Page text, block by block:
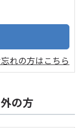
れの方はこちら
の方